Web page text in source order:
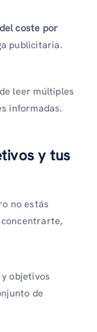
coste por
publicitaria.
leer múltiples
informadas.
y tus
no estás
objetivos
de